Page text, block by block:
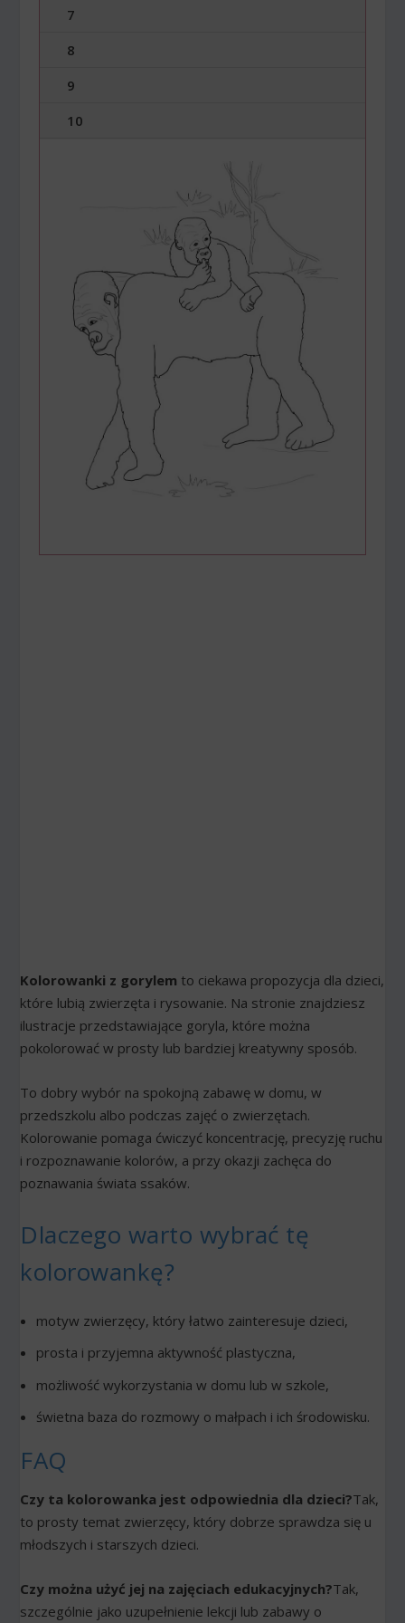
7
8
9
10
Kolorowanki z gorylem to ciekawa propozycja dla dzieci,
które lubią zwierzęta i rysowanie. Na stronie znajdziesz
ilustracje przedstawiające goryla, które można
pokolorować w prosty lub bardziej kreatywny sposób.
To dobry wybór na spokojną zabawę w domu, w
przedszkolu albo podczas zajęć o zwierzętach.
Kolorowanie pomaga ćwiczyć koncentrację, precyzję ruchu
i rozpoznawanie kolorów, a przy okazji zachęca do
poznawania świata ssaków.
Dlaczego warto wybrać tę
kolorowankę?
motyw zwierzęcy, który łatwo zainteresuje dzieci,
prosta i przyjemna aktywność plastyczna,
możliwość wykorzystania w domu lub w szkole,
świetna baza do rozmowy o małpach i ich środowisku.
FAQ
Czy ta kolorowanka jest odpowiednia dla dzieci?Tak,
to prosty temat zwierzęcy, który dobrze sprawdza się u
młodszych i starszych dzieci.
Czy można użyć jej na zajęciach edukacyjnych?Tak,
szczególnie jako uzupełnienie lekcji lub zabawy o